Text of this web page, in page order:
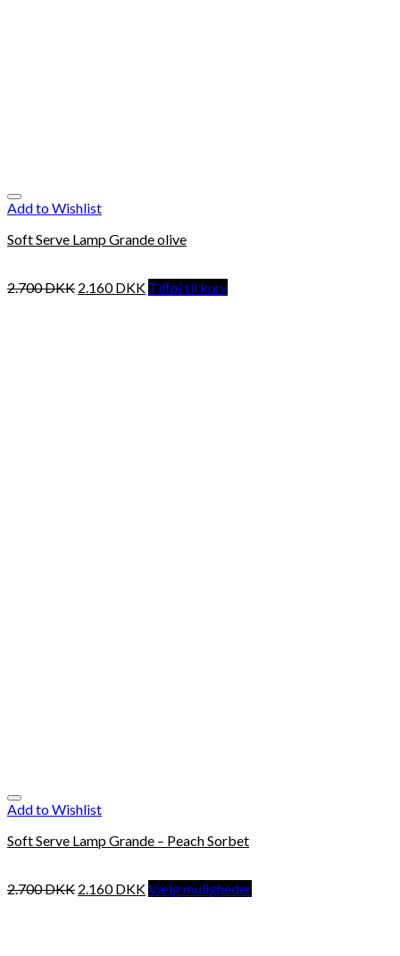
Add to Wishlist
Soft Serve Lamp Grande olive
2.700DKK 2.160DKK Tilføj til kurv
Add to Wishlist
Soft Serve Lamp Grande – Peach Sorbet
2.700DKK 2.160DKKVælg muligheder